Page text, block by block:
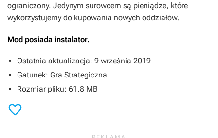
ograniczony. Jedynym surowcem są pieniądze, które
wykorzystujemy do kupowania nowych oddziałów.
Mod posiada instalator.
Ostatnia aktualizacja: 9 września 2019
Gatunek: Gra Strategiczna
Rozmiar pliku: 61.8 MB
